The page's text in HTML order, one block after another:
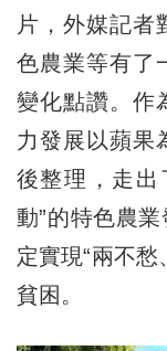
片，外媒記者
色農業等有了
變化點讚。作
力發展以蘋果
後整理，走出
動”的特色農
定實現“兩不
貧困。